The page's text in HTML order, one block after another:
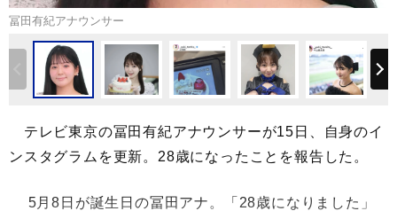
冨田有紀アナウンサー
テレビ東京の冨田有紀アナウンサーが15日、自身のイ
ンスタグラムを更新。28歳になったことを報告した。
5月8日が誕生日の冨田アナ。「28歳になりました」